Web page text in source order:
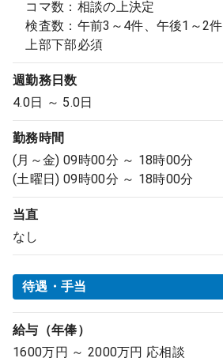
コマ数：相談の上決定
検査数：午前3～4件、午後1～2件
上部下部必須
週勤務日数
4.0日 ～ 5.0日
勤務時間
(月～金) 09時00分 ～ 18時00分
(土曜日) 09時00分 ～ 18時00分
当直
なし
待遇・手当
給与（年俸）
1600万円 ～ 2000万円 応相談